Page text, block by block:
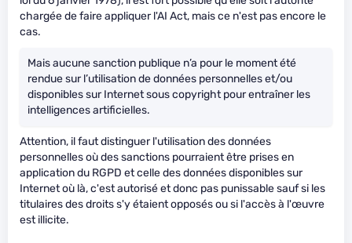
chargée de faire appliquer l'AI Act, mais ce n'est pas encore le
cas.
Mais aucune sanction publique n’a pour le moment été
rendue sur l’utilisation de données personnelles et/ou
disponibles sur Internet sous copyright pour entraîner les
intelligences artificielles.
Attention, il faut distinguer l'utilisation des données
personnelles où des sanctions pourraient être prises en
application du RGPD et celle des données disponibles sur
Internet où là, c'est autorisé et donc pas punissable sauf si les
titulaires des droits s'y étaient opposés ou si l'accès à l'œuvre
est illicite.